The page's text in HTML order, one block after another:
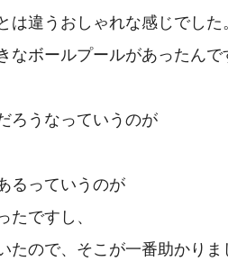
は違う おしゃれな感じでした
なボールプールがあったんで
ろうなっていうのが
るっていうのが
たですし、
たので、 そこが一番助かりま